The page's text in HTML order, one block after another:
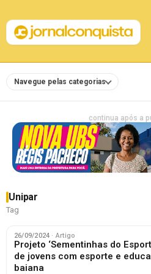
Navegue pelas categorias
continua após a
Unipar
Tag
26/09/2024 · Artigo
Projeto ‘Sementinhas do
de jovens com esporte e
baiana